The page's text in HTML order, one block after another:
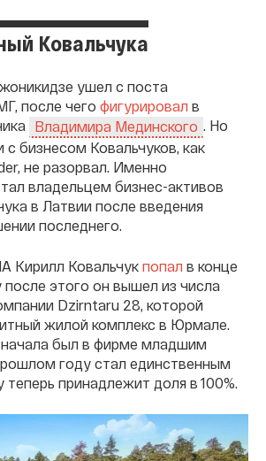
Ковальчука
ушел с поста
после чего фигурировал в
Владимира Мединского . Но
с бизнесом Ковальчуков, как
не разорвал. Именно
владельцем бизнес-активов
в Латвии после введения
последнего.
Кирилл Ковальчук попал в конце
после этого он вышел из числа
Dzirntaru 28, которой
жилой комплекс в Юрмале.
был в фирме младшим
году стал единственным
принадлежит доля в 100%.